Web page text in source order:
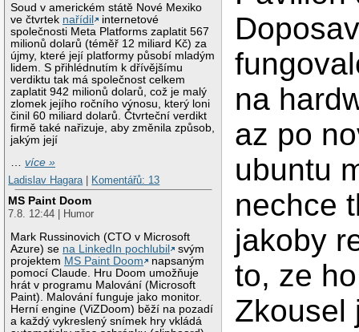
Soud v americkém státě Nové Mexiko
ve čtvrtek nařídil
internetové
společnosti Meta Platforms zaplatit 567
milionů dolarů (téměř 12 miliard Kč) za
újmy, které její platformy působí mladým
lidem. S přihlédnutím k dřívějšímu
verdiktu tak má společnost celkem
zaplatit 942 milionů dolarů, což je malý
zlomek jejího ročního výnosu, který loni
činil 60 miliard dolarů. Čtvrteční verdikt
firmě také nařizuje, aby změnila způsob,
jakým její
…více »
Ladislav Hagara
Komentářů: 13
MS Paint Doom
7.8. 12:44 | Humor
Mark Russinovich (CTO v Microsoft
Azure) se na LinkedIn pochlubil
svým
projektem MS Paint Doom
napsaným
pomocí Claude. Hru Doom umožňuje
hrát v programu Malování (Microsoft
Paint). Malování funguje jako monitor.
Herní engine (ViZDoom) běží na pozadí
a každý vykreslený snímek hry vkládá
na
az po
ubuntu
nechce
jakoby
to, ze
Zkousel